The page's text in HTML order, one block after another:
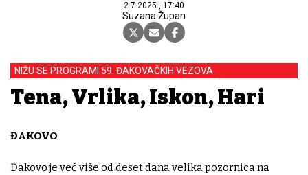
2.7.2025., 17:40
Suzana Župan
NIŽU SE PROGRAMI 59. ĐAKOVAČKIH VEZOVA
Tena, Vrlika, Iskon, Hari
ĐAKOVO
Đakovo je već više od deset dana velika pozornica na